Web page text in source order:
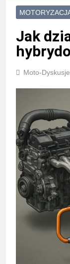
Jak
Moto-